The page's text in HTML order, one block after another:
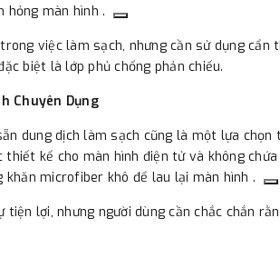
hỏng màn hình .
việc làm sạch, nhưng cần sử dụng cẩn
biệt là lớp phủ chống phản chiếu.
Chuyên Dụng
dung dịch làm sạch cũng là một lựa chọn
kế cho màn hình điện tử và không
microfiber khô để lau lại màn hình .
lợi, nhưng người dùng cần chắc chắn